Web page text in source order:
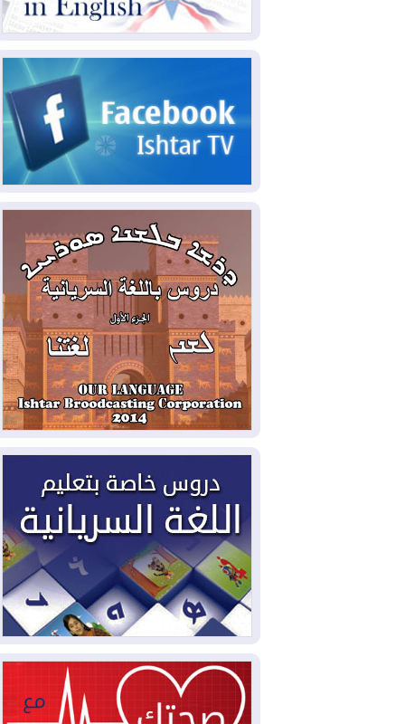
2026-08-06بعد هجومين قرب باب المندب..
الأحمر
2026-08-06مئات القاصرين بلا مأوى.. أزمة
سبتة تتصاعد وتضغط على مدريد
لمدة عام.. بدء توريد 100
مليون قدم مكعب يومياً من غاز كورمور في
إقليم كوردستان إلى وزارة الكهرباء العراقية
2026-08-05
15كارثة بيئية ومناخية ترسم
ملامح أخطر التحديات التي تواجه العراق
اليوم
2026-08-05
حرائق فرنسا.. توقيف 402
شخص بينهم 156 قاصرا منذ بداية موسم
الحرائق
2026-08-04سومو: إنتاج النفط في إقليم
كوردستان انخفض إلى أقل من 10%
ملفات حقبة الكاظمي تعود إلى
الواجهة.. أنباء عن مراجعات قضائية
وتحقيقات أوسع في قضايا فساد
2026-08-04بيترو يشكو تزوير الانتخابات
الرئاسية ويحذر من "حرب أهلية" في
كولومبيا
2026-08-03رئيس إقليم كوردستان في
2026-08-03
العراق يؤكد مجدداً التزامه
بمنع الهجمات على الدول المجاورة